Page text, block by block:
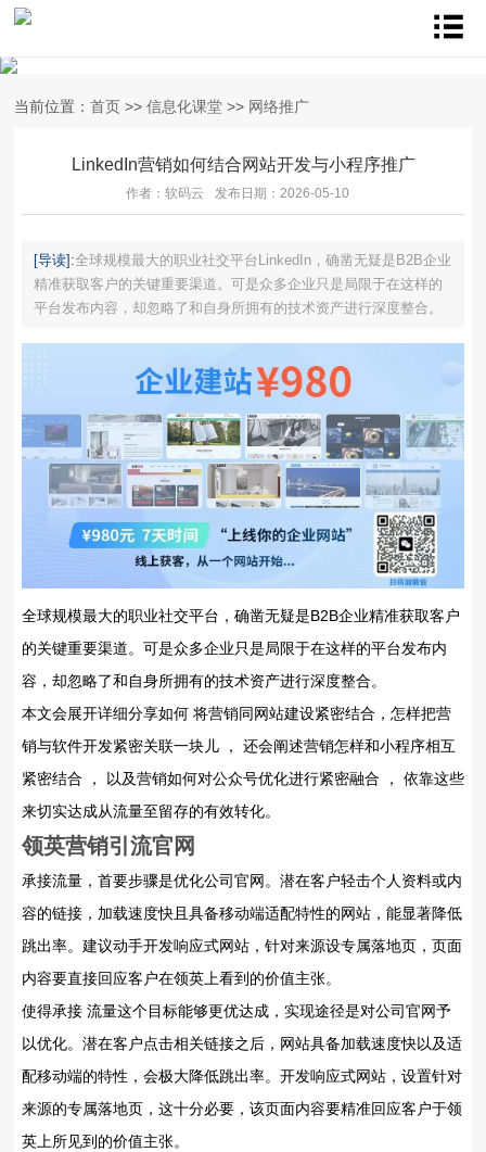
当前位置： 首页 >> 信息化课堂 >> 网络推广
LinkedIn营销如何结合网站开发与小程序推广
作者：软码云 发布日期：2026-05-10
[导读]:全球规模最大的职业社交平台LinkedIn，确凿无疑是B2B企业
精准获取客户的关键重要渠道。可是众多企业只是局限于在这样的
平台发布内容，却忽略了和自身所拥有的技术资产进行深度整合。
全球规模最大的职业社交平台，确凿无疑是B2B企业精准获取客户
的关键重要渠道。可是众多企业只是局限于在这样的平台发布内
容，却忽略了和自身所拥有的技术资产进行深度整合。
本文会展开详细分享如何 将营销同网站建设紧密结合，怎样把营
销与软件开发紧密关联一块儿 ， 还会阐述营销怎样和小程序相互
紧密结合 ， 以及营销如何对公众号优化进行紧密融合 ， 依靠这些
来切实达成从流量至留存的有效转化。
领英营销引流官网
承接流量，首要步骤是优化公司官网。潜在客户轻击个人资料或内
容的链接，加载速度快且具备移动端适配特性的网站，能显著降低
跳出率。建议动手开发响应式网站，针对来源设专属落地页，页面
内容要直接回应客户在领英上看到的价值主张。
使得承接 流量这个目标能够更优达成，实现途径是对公司官网予
以优化。潜在客户点击相关链接之后，网站具备加载速度快以及适
配移动端的特性，会极大降低跳出率。开发响应式网站，设置针对
来源的专属落地页，这十分必要，该页面内容要精准回应客户于领
英上所见到的价值主张。